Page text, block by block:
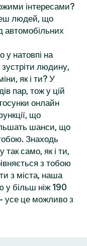
інтересами?
людей, що
автомобільних
у натовпі на
людину,
як і ти? У
пар, тож у цій
онлайн
що
шанси, що
Знаходь
так само, як і ти,
з тобою
з міста, наша
у більш ніж 190
усе це можливо з